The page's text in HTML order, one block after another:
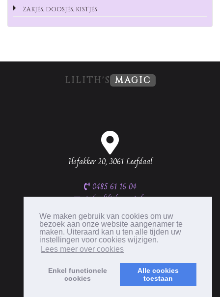
We maken gebruik van cookies om uw
bezoek aan onze website aangenamer te
maken. Uiteraard kan u ten alle tijden uw
instellingen voor cookies wijzigen.
Lees meer over cookies
Enkel functionele
cookies
Alle cookies
toestaan
ZAKJES, DOOSJES, KISTJES
LILITH'S MAGIC
Hofakker 20, 3061 Leefdaal
0485 61 16 04
info@lilithsmagic.be
BTW BE0537 335 656